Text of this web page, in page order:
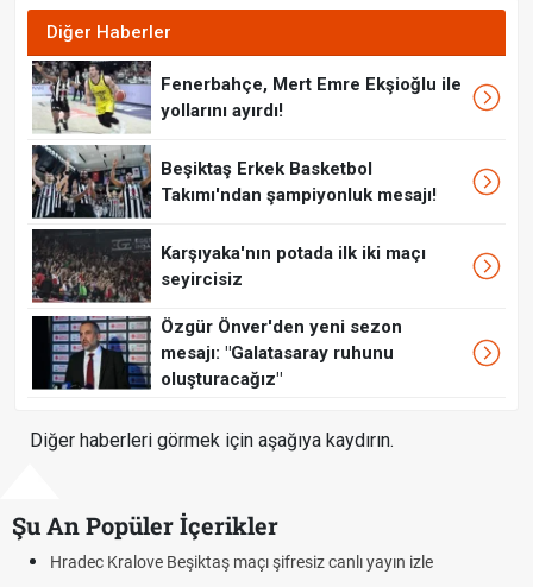
Diğer Haberler
Fenerbahçe, Mert Emre Ekşioğlu ile
yollarını ayırdı!
Beşiktaş Erkek Basketbol
Takımı'ndan şampiyonluk mesajı!
Karşıyaka'nın potada ilk iki maçı
seyircisiz
Özgür Önver'den yeni sezon
mesajı: "Galatasaray ruhunu
oluşturacağız"
Diğer haberleri görmek için aşağıya kaydırın.
Şu An Popüler İçerikler
Kralove Beşiktaş maçı şifresiz canlı yayın izle